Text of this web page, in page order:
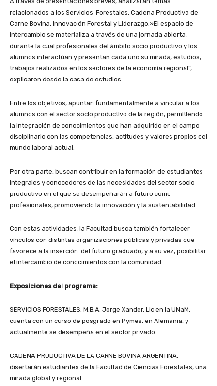
relacionados a los Servicios Forestales, Cadena Productiva de
Carne Bovina, Innovación Forestal y Liderazgo.»El espacio de
intercambio se materializa a través de una jornada abierta,
durante la cual profesionales del ámbito socio productivo y los
alumnos interactúan y presentan cada uno su mirada, estudios,
trabajos realizados en los sectores de la economía regional”,
explicaron desde la casa de estudios.
Entre los objetivos, apuntan fundamentalmente a vincular a los
alumnos con el sector socio productivo de la región, permitiendo
la integración de conocimientos que han adquirido en el campo
disciplinario con las competencias, actitudes y valores propios del
mundo laboral actual.
Por otra parte, buscan contribuir en la formación de estudiantes
integrales y conocedores de las necesidades del sector socio
productivo en el que se desempeñarán a futuro como
profesionales, promoviendo la innovación y la sustentabilidad.
Con estas actividades, la Facultad busca también fortalecer
vínculos con distintas organizaciones públicas y privadas que
favorece a la inserción del futuro graduado, y a su vez, posibilitar
el intercambio de conocimientos con la comunidad.
Exposiciones del programa:
SERVICIOS FORESTALES: M.B.A. Jorge Xander, Lic en la UNaM,
cuenta con un curso de posgrado en Pymes, en Alemania, y
actualmente se desempeña en el sector privado.
CADENA PRODUCTIVA DE LA CARNE BOVINA ARGENTINA,
disertarán estudiantes de la Facultad de Ciencias Forestales, una
mirada global y regional.